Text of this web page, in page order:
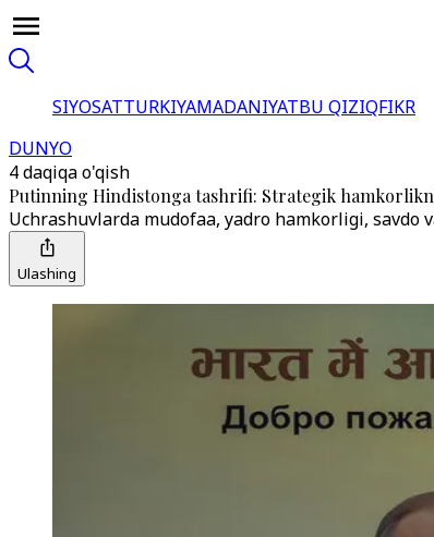
SIYOSATTURKIYAMADANIYATBU QIZIQFIKR
DUNYO
4 daqiqa o'qish
Putinning Hindistonga tashrifi: Strategik
Uchrashuvlarda mudofaa, yadro hamkorligi, savdo
Ulashing